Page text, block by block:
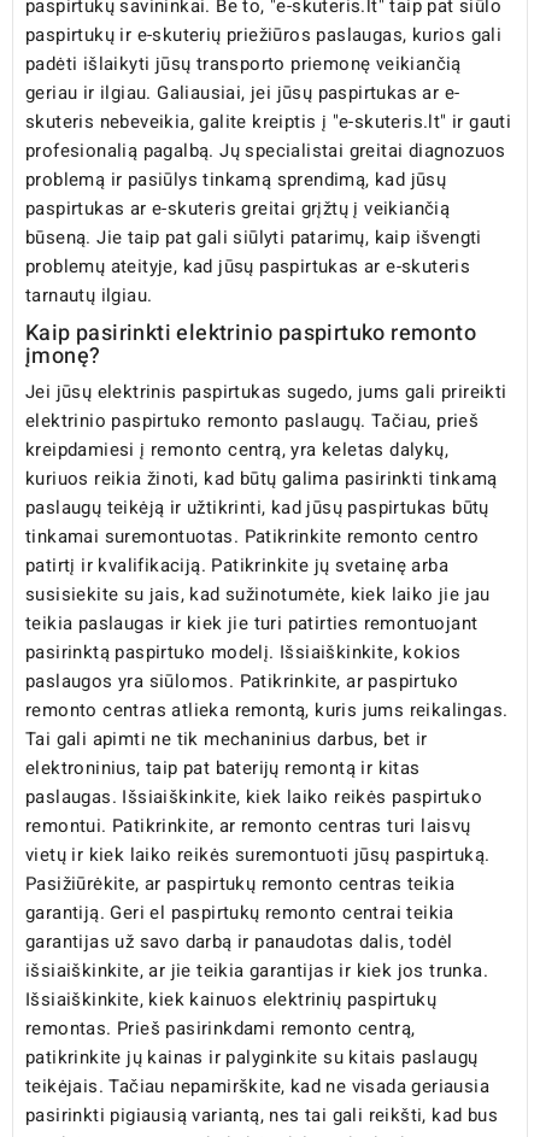
paspirtukų savininkai. Be to, "e-skuteris.lt" taip pat siūlo
paspirtukų ir e-skuterių priežiūros paslaugas, kurios gali
padėti išlaikyti jūsų transporto priemonę veikiančią
geriau ir ilgiau. Galiausiai, jei jūsų paspirtukas ar e-
skuteris nebeveikia, galite kreiptis į "e-skuteris.lt" ir gauti
profesionalią pagalbą. Jų specialistai greitai diagnozuos
problemą ir pasiūlys tinkamą sprendimą, kad jūsų
paspirtukas ar e-skuteris greitai grįžtų į veikiančią
būseną. Jie taip pat gali siūlyti patarimų, kaip išvengti
problemų ateityje, kad jūsų paspirtukas ar e-skuteris
tarnautų ilgiau.
Kaip pasirinkti elektrinio paspirtuko remonto
įmonę?
Jei jūsų elektrinis paspirtukas sugedo, jums gali prireikti
elektrinio paspirtuko remonto paslaugų. Tačiau, prieš
kreipdamiesi į remonto centrą, yra keletas dalykų,
kuriuos reikia žinoti, kad būtų galima pasirinkti tinkamą
paslaugų teikėją ir užtikrinti, kad jūsų paspirtukas būtų
tinkamai suremontuotas. Patikrinkite remonto centro
patirtį ir kvalifikaciją. Patikrinkite jų svetainę arba
susisiekite su jais, kad sužinotumėte, kiek laiko jie jau
teikia paslaugas ir kiek jie turi patirties remontuojant
pasirinktą paspirtuko modelį. Išsiaiškinkite, kokios
paslaugos yra siūlomos. Patikrinkite, ar paspirtuko
remonto centras atlieka remontą, kuris jums reikalingas.
Tai gali apimti ne tik mechaninius darbus, bet ir
elektroninius, taip pat baterijų remontą ir kitas
paslaugas. Išsiaiškinkite, kiek laiko reikės paspirtuko
remontui. Patikrinkite, ar remonto centras turi laisvų
vietų ir kiek laiko reikės suremontuoti jūsų paspirtuką.
Pasižiūrėkite, ar paspirtukų remonto centras teikia
garantiją. Geri el paspirtukų remonto centrai teikia
garantijas už savo darbą ir panaudotas dalis, todėl
išsiaiškinkite, ar jie teikia garantijas ir kiek jos trunka.
Išsiaiškinkite, kiek kainuos elektrinių paspirtukų
remontas. Prieš pasirinkdami remonto centrą,
patikrinkite jų kainas ir palyginkite su kitais paslaugų
teikėjais. Tačiau nepamirškite, kad ne visada geriausia
pasirinkti pigiausią variantą, nes tai gali reikšti, kad bus